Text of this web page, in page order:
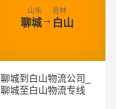
山东
聊城→
吉林
白山
聊城到白山物流公司_
聊城至白山物流专线